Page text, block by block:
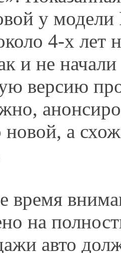
у
4-х лет
и не
версию
а
время
на
авто